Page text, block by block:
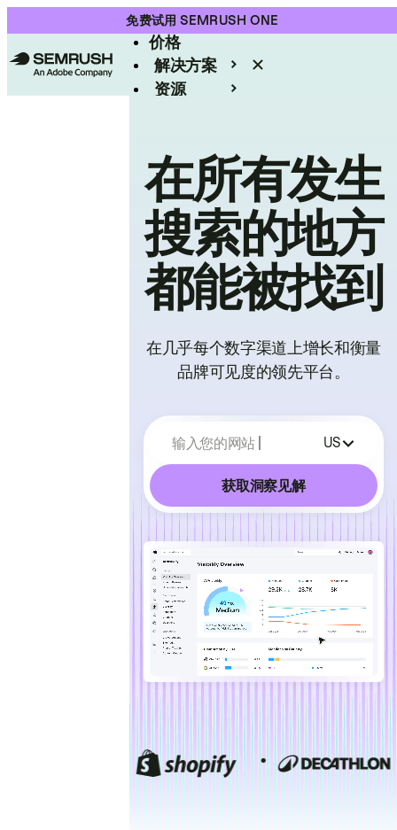
免费试用 SEMRUSH ONE
产品
价格
解决方案
资源
在所有发生
搜索的地方
都能被找到
在几乎每个数字渠道上增长和衡量
品牌可见度的领先平台。
输入您的网站 US
获取洞察见解